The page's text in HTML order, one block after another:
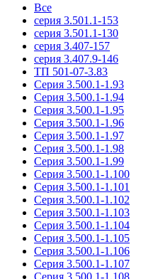
Все
серия 3.501.1-153
серия 3.501.1-130
серия 3.407-157
серия 3.407.9-146
ТП 501-07-3.83
Серия 3.500.1-1.93
Серия 3.500.1-1.94
Серия 3.500.1-1.95
Серия 3.500.1-1.96
Серия 3.500.1-1.97
Серия 3.500.1-1.98
Серия 3.500.1-1.99
Серия 3.500.1-1.100
Серия 3.500.1-1.101
Серия 3.500.1-1.102
Серия 3.500.1-1.103
Серия 3.500.1-1.104
Серия 3.500.1-1.105
Серия 3.500.1-1.106
Серия 3.500.1-1.107
Серия 3.500.1-1.108